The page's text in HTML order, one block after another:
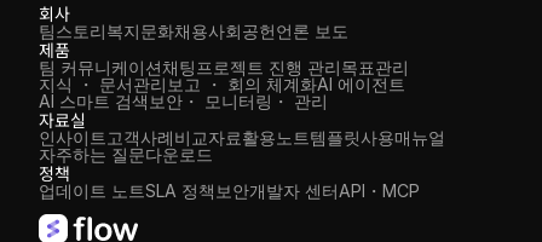
회사
팀스토리복지문화채용사회공헌언론 보도
제품
팀 커뮤니케이션채팅프로젝트 진행 관리목표관리
지식 ・ 문서관리보고 ・ 회의 체계화
AI 스마트 검색
AI 에이전트
보안・ 모니터링・ 관리
자료실
인사이트고객사례비교자료활용노트템플릿사용매뉴얼
자주하는 질문다운로드
정책
업데이트 노트SLA 정책보안개발자 센터API・MCP